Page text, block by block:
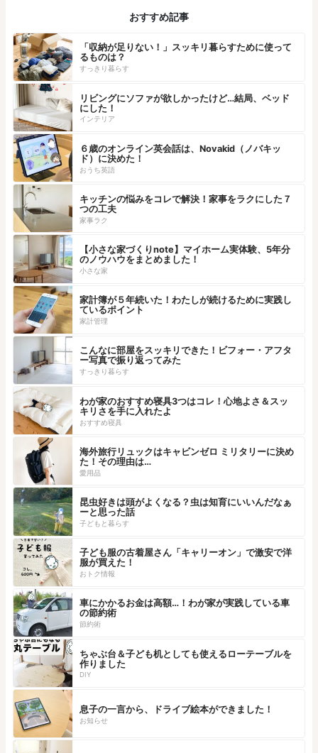
おすすめ記事
「収納が足りない！」スッキリ暮らすために使って
るものは？
すっきり暮らす
リビングにソファが欲しかったけど…結局、ベッド
にした！
インテリア
６歳のオンライン英会話は、Novakid（ノバキッ
ド）に決めた！
おうち英語
キッチンの悩みをコレで解決！家事をラクにした７
つの工夫
家事ラク
【小さな家づくりnote】マイホーム実体験、5年分
のノウハウをまとめました！
小さな家
家計簿が５年続いた！わたしが続けるために実践し
ているポイント
家計管理
こんなに部屋をスッキリできた！ビフォー・アフタ
ー写真で振り返ってみた
すっきり暮らす
わが家のおすすめ寝具3つはコレ！心地よさ＆スッ
キリさを手に入れたよ
おすすめ寝具
海外旅行リュックはキャビンゼロ ミリタリーに決め
た！その理由は…
愛用品
昆虫好きは頭がよくなる？虫は知育にいいんだなぁ
ーと思った話
子どもと暮らす
子ども服の古着屋さん「キャリーオン」で激安で洋
服が買えた！
おトク情報
車にかかるお金は高額…！わが家が実践している車
の節約術
節約術
ちゃぶ台＆子ども机としても使えるローテーブルを
作りました
DIY
息子の一言から、ドライブ絵本ができました！
お知らせ